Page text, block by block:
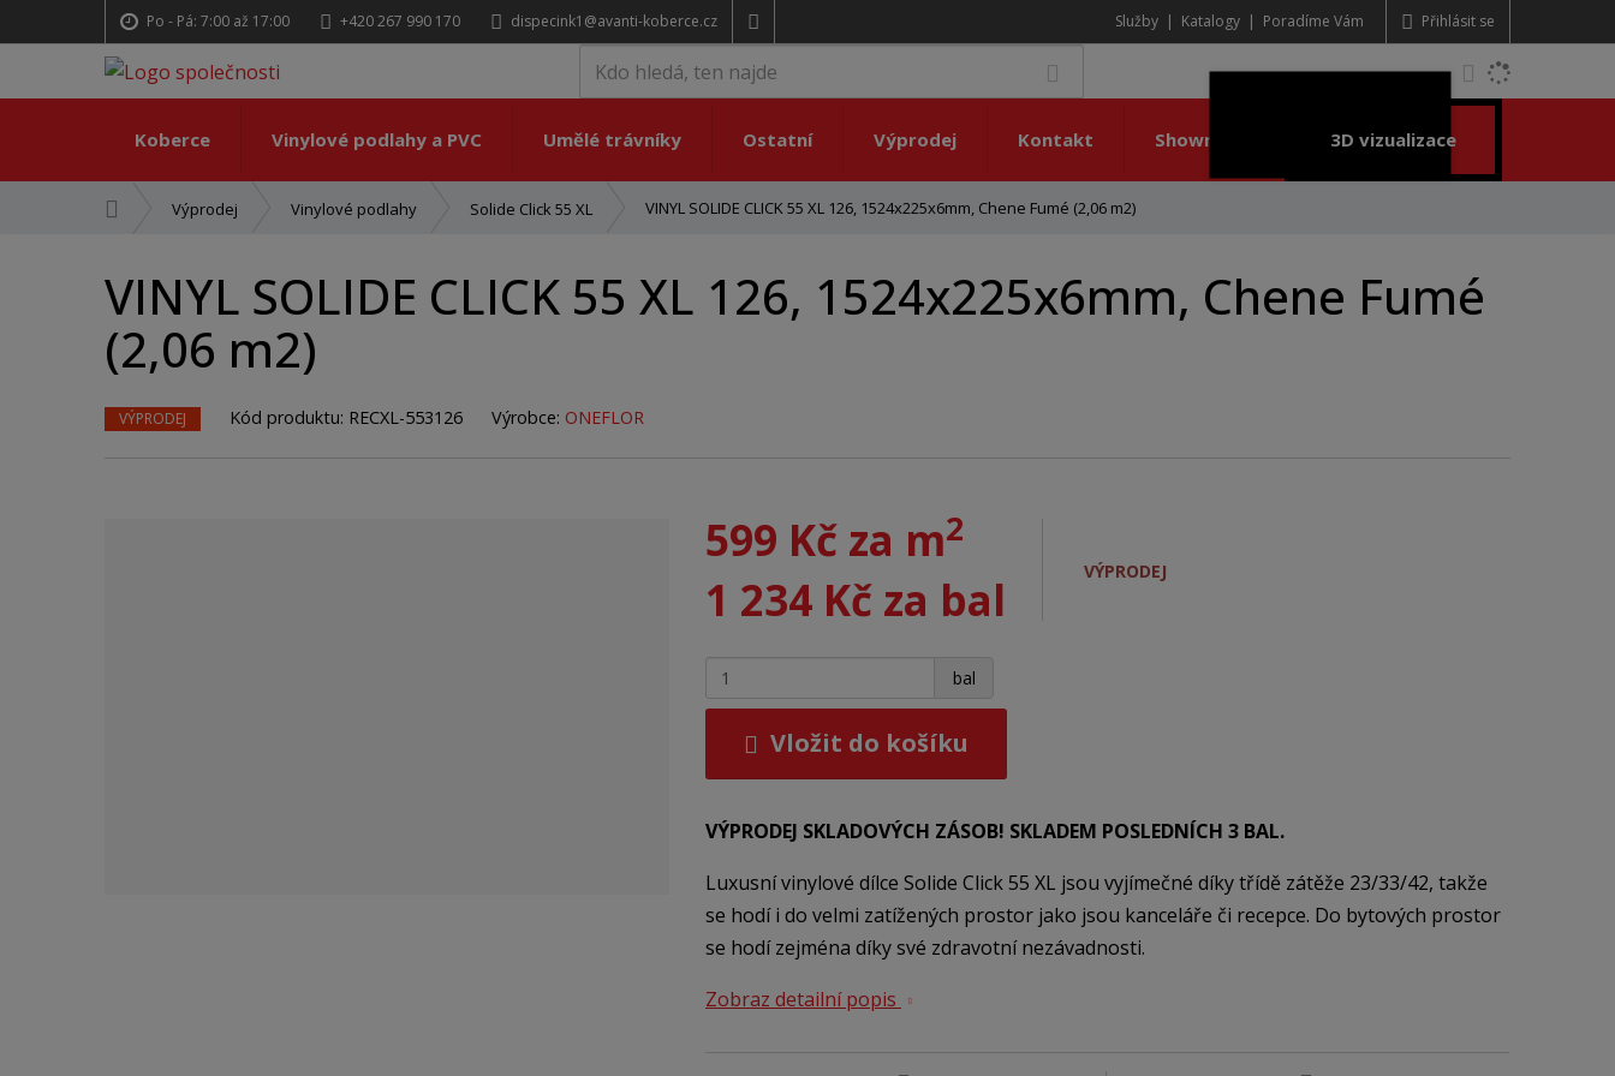
Po - Pá: 7:00 až 17:00 +420 267 990 170 dispecink1@avanti-koberce.cz Služby Katalogy Poradíme Vám Přihlásit se
h
d
t
Koberce Vinylové podlahy a PVC Umělé trávníky Ostatní Výprodej Kontakt Showroom 3D vizualizace
d
n
í
s
r
Výprodej Vinylové podlahy Solide Click 55 XL VINYL SOLIDE CLICK 55 XL 126, 1524x225x6mm, Chene Fumé (2,06 m2)
VINYL SOLIDE CLICK 55 XL 126, 1524x225x6mm, Chene Fumé
(2,06 m2)
VÝPRODEJ Kód produktu: RECXL-553126 Výrobce: ONEFLOR
599 Kč za m2
1 234 Kč za bal
VÝPRODEJ
bal
+ -
Vložit do košíku
VÝPRODEJ SKLADOVÝCH ZÁSOB! SKLADEM POSLEDNÍCH 3 BAL.
Luxusní vinylové dílce Solide Click 55 XL jsou vyjímečné díky třídě zátěže 23/33/42, takže
se hodí i do velmi zatížených prostor jako jsou kanceláře či recepce. Do bytových prostor
se hodí zejména díky své zdravotní nezávadnosti.
Zobraz detailní popis